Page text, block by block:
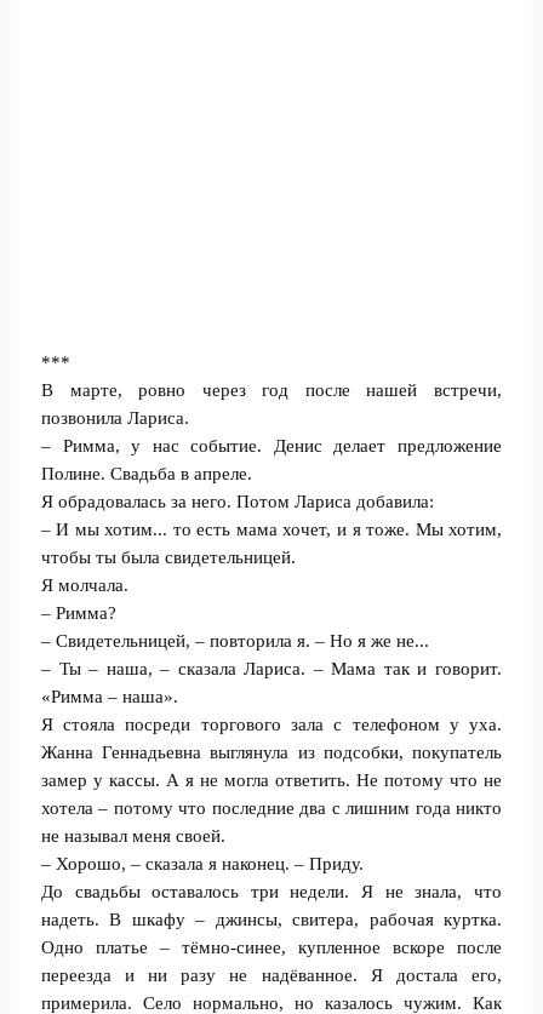
***
В марте, ровно через год после нашей встречи,
позвонила Лариса.
– Римма, у нас событие. Денис делает предложение
Полине. Свадьба в апреле.
Я обрадовалась за него. Потом Лариса добавила:
– И мы хотим... то есть мама хочет, и я тоже. Мы хотим,
чтобы ты была свидетельницей.
Я молчала.
– Римма?
– Свидетельницей, – повторила я. – Но я же не...
– Ты – наша, – сказала Лариса. – Мама так и говорит.
«Римма – наша».
Я стояла посреди торгового зала с телефоном у уха.
Жанна Геннадьевна выглянула из подсобки, покупатель
замер у кассы. А я не могла ответить. Не потому что не
хотела – потому что последние два с лишним года никто
не называл меня своей.
– Хорошо, – сказала я наконец. – Приду.
До свадьбы оставалось три недели. Я не знала, что
надеть. В шкафу – джинсы, свитера, рабочая куртка.
Одно платье – тёмно-синее, купленное вскоре после
переезда и ни разу не надёванное. Я достала его,
примерила. Село нормально, но казалось чужим. Как